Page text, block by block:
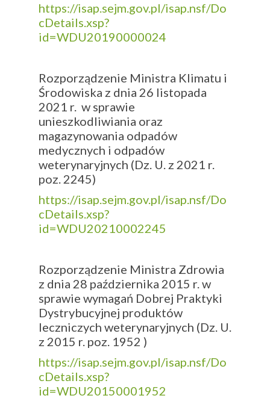
https://isap.sejm.gov.pl/isap.nsf/Do
cDetails.xsp?
id=WDU20190000024
Rozporządzenie Ministra Klimatu i
Środowiska z dnia 26 listopada
2021 r. w sprawie
unieszkodliwiania oraz
magazynowania odpadów
medycznych i odpadów
weterynaryjnych (Dz. U. z 2021 r.
poz. 2245)
https://isap.sejm.gov.pl/isap.nsf/Do
cDetails.xsp?
id=WDU20210002245
Rozporządzenie Ministra Zdrowia
z dnia 28 października 2015 r. w
sprawie wymagań Dobrej Praktyki
Dystrybucyjnej produktów
leczniczych weterynaryjnych (Dz. U.
z 2015 r. poz. 1952 )
https://isap.sejm.gov.pl/isap.nsf/Do
cDetails.xsp?
id=WDU20150001952